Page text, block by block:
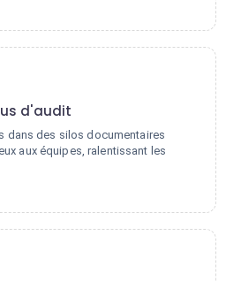
d'audit
dans des silos documentaires
aux équipes, ralentissant les